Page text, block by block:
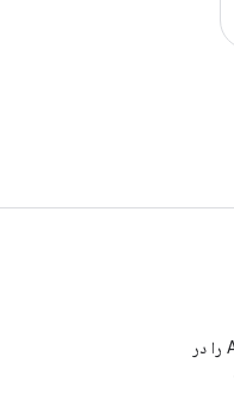
Android Developers را در